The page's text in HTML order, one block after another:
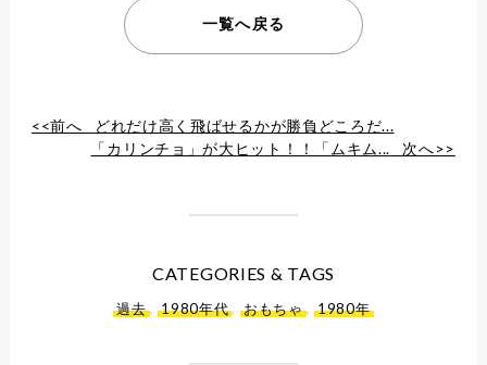
一覧へ戻る
<<前へ
どれだけ高く飛ばせるかが勝負どころだ...
「カリンチョ」が大ヒット！！「ムキム... 次へ>>
CATEGORIES & TAGS
過去,1980年代 , おもちゃ,1980年